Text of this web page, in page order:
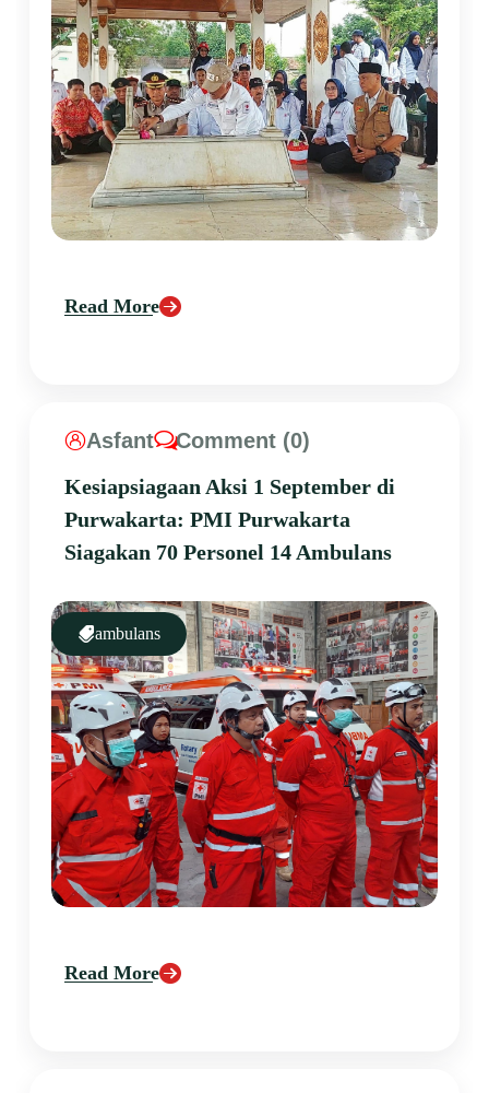
Read More
Asfant
Comment (0)
Kesiapsiagaan Aksi 1 September di
Purwakarta: PMI Purwakarta
Siagakan 70 Personel 14 Ambulans
ambulans
Read More